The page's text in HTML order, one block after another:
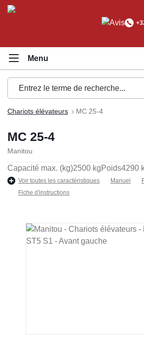
principal
Chariots élévateurs MC 25-4
MC 25-4
Manitou
Capacité max. (kg)2500 kgPoids4290
Voir toutes les caractéristiques Manuel
Fiche d'instructions
Ignorer la galerie d'images